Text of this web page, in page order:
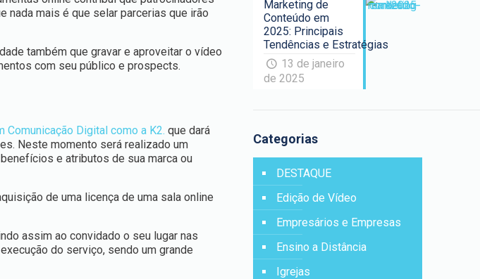
nada mais é que selar parcerias que irão
também que gravar e aproveitar o vídeo
com seu público e prospects.
Comunicação Digital como a K2. que dará
Neste momento será realizado um
e atributos de sua marca ou
de uma licença de uma sala online
assim ao convidado o seu lugar nas
do serviço, sendo um grande
Marketing de
Conteúdo em
2025: Principais
Tendências e Estratégias
13 de janeiro
de 2025
Categorias
DESTAQUE
Edição de Vídeo
Empresários e Empresas
Ensino a Distância
Igrejas